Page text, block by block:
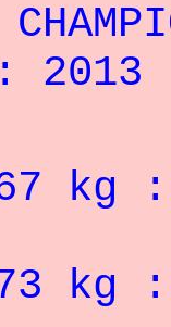
2013
- 67
- 73